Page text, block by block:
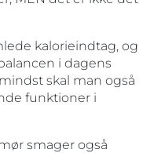
kalorieindtag, og
i dagens
skal man også
funktioner i
smager også